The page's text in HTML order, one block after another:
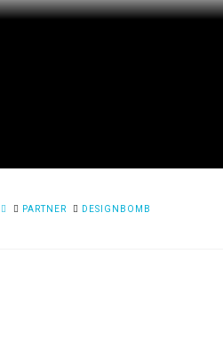
HOMEPARTNER DESIGNBOMB